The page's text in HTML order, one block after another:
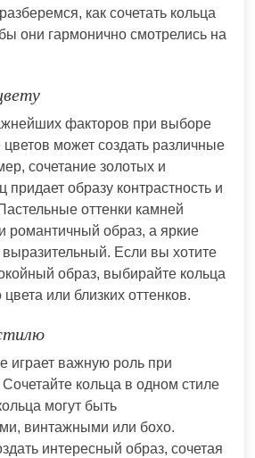
как сочетать кольца
они гармонично смотрелись на
факторов при выборе
может создать различные
сочетание золотых и
придает образу контрастность и
оттенки камней
романтичный образ, а яркие
Если вы хотите
образ, выбирайте кольца
или близких оттенков.
играет важную роль при
кольца в одном стиле
могут быть
винтажными или бохо.
интересный образ, сочетая